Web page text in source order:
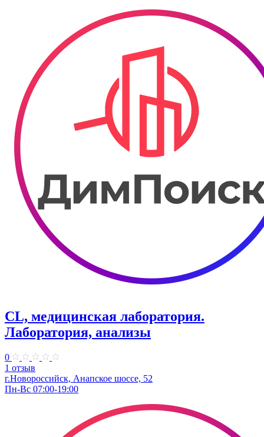
CL, медицинская лаборатория.
Лаборатория, анализы
0
1 отзыв
г.Новороссийск, Анапское шоссе, 52
Пн-Вс 07:00-19:00